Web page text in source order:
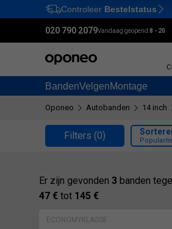
Ctrl
Controleer Bestelstatus
020 790 2079Vandaag geopend:8 - 20
BandenVelgenMontage
Oponeo Autobanden 14 inch
Filters (0)
Er zijn gevonden 3 banden
47 € tot 145 €
ECONOMYKLASSE